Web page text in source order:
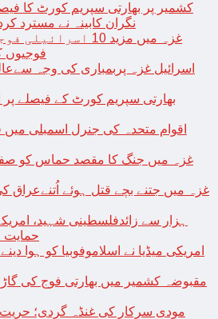
کشمیر پر بھارتی سپریم کورٹ کا
نگران کابینہ نے مسترد
فوجیوں
اسرائیل غزہ پربمباری کی وجہ
بھارتی سپریم کورٹ کے فیصلے پر
اقوام متحدہ کی جنرل اسمبلی
غزہ میں جنگ کا مقصد حماس کو
حمایت
امریکی میڈیا نے اسلاموفوبیا کو ہوا
مقبوضہ کشمیر میں بھارتی فوج کی
مودی سرکار کی غنڈہ گردی؛ حریت